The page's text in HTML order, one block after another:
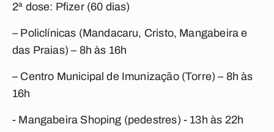
2ª dose: Pfizer (60 dias)
– Policlínicas (Mandacaru, Cristo, Mangabeira e
das Praias) – 8h às 16h
– Centro Municipal de Imunização (Torre) – 8h às
16h
- Mangabeira Shoping (pedestres) - 13h às 22h